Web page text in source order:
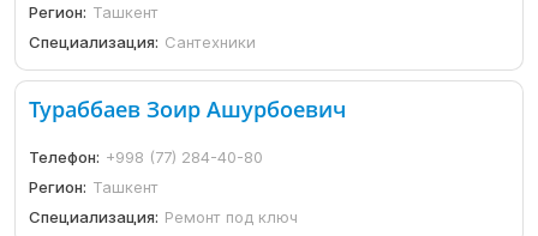
Регион: Ташкент
Специализация: Сантехники
Тураббаев Зоир Ашурбоевич
Телефон: +998 (77) 284-40-80
Регион: Ташкент
Специализация: Ремонт под ключ